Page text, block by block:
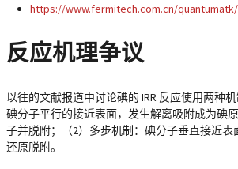
https://www.fermitech.com.cn/
反应机理争议
以往的文献报道中讨论碘的 IRR 反应使用两种机
碘分子平行的接近表面，发生解离吸附成为碘
子并脱附；（2）多步机制：碘分子垂直接近
还原脱附。